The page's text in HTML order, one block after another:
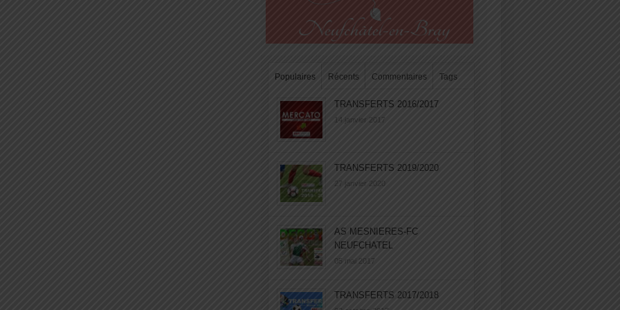
Populaires Récents Commentaires Tags
TRANSFERTS 2016/2017
14 janvier 2017
TRANSFERTS 2019/2020
27 janvier 2020
AS MESNIERES-FC
NEUFCHATEL
05 mai 2017
TRANSFERTS 2017/2018